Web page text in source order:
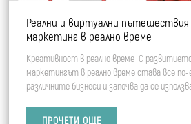
Недвижими
Ритейл и
Туризъм и
Финансов
Реални и виртуални
маркетинг в реално време
Креативност в реално време С
маркетингът в реално време става все
различните бизнеси и започва да се
ПРОЧЕТИ ОЩЕ